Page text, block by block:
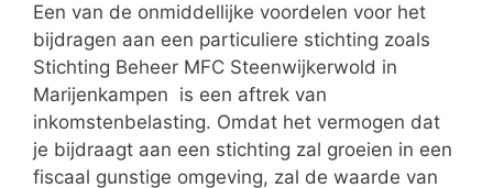
Een van de onmiddellijke voordelen voor het
bijdragen aan een particuliere stichting zoals
Stichting Beheer MFC Steenwijkerwold in
Marijenkampen is een aftrek van
inkomstenbelasting. Omdat het vermogen dat
je bijdraagt aan een stichting zal groeien in een
fiscaal gunstige omgeving, zal de waarde van